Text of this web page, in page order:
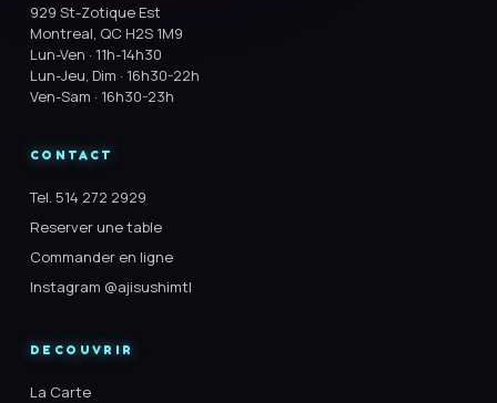
929 St-Zotique Est
Montreal, QC H2S 1M9
Lun-Ven · 11h-14h30
Lun-Jeu, Dim · 16h30-22h
Ven-Sam · 16h30-23h
CONTACT
Tel. 514 272 2929
Reserver une table
Commander en ligne
Instagram @ajisushimtl
DECOUVRIR
La Carte